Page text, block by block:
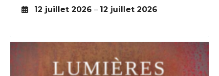
12 juillet 2026 – 12 juillet 2026